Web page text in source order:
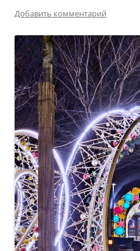
Добавить комментарий